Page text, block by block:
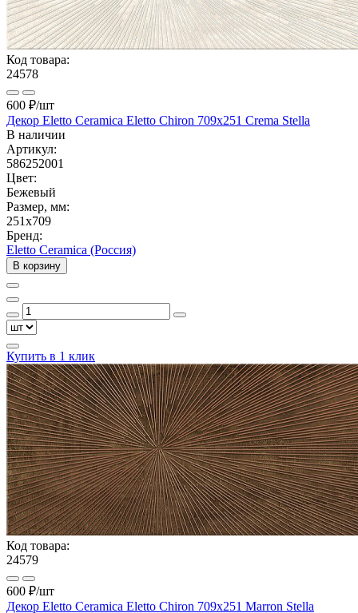
Код товара:
24578
600 ₽/шт
Декор Eletto Ceramica Eletto Chiron 709х251 Crema Stella
В наличии
Артикул:
586252001
Цвет:
Бежевый
Размер, мм:
251x709
Бренд:
Eletto Ceramica (Россия)
В корзину
Купить в 1 клик
Код товара:
24579
600 ₽/шт
Декор Eletto Ceramica Eletto Chiron 709х251 Marron Stella